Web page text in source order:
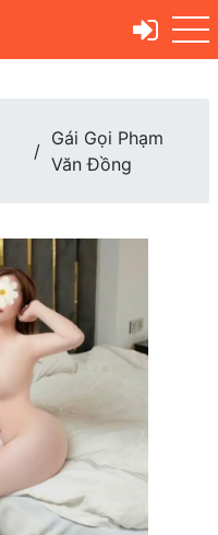
Gái Gọi Phạm
Văn Đồng